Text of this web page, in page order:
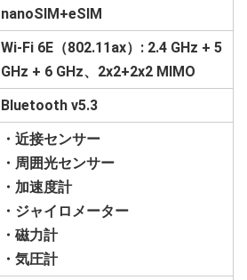
nanoSIM+eSIM
Wi-Fi 6E（802.11ax）: 2.4 GHz + 5
GHz + 6 GHz、2x2+2x2 MIMO
Bluetooth v5.3
・近接センサー
・周囲光センサー
・加速度計
・ジャイロメーター
・磁力計
・気圧計